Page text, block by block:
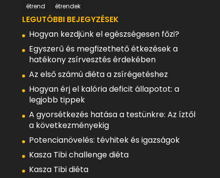
étrend
étrendek
LEGUTÓBBI BEJEGYZÉSEK
Hogyan kezdjünk el egészségesen főzi?
Egyszerű és megfizethető étkezések a
hatékony zsírvesztés érdekében
Az első számú diéta a zsírégetéshez
Hogyan érj el kalória deficit állapotot: a
legjobb tippek
A gyorsétkezés hatása a testünkre: Az íztől
a következményekig
Potencianövelés: tévhitek és igazságok
Kasza Tibi challenge diéta
Kasza Tibi diéta